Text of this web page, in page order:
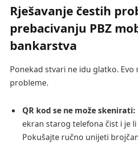
Rješavanje čestih
prebacivanju PBZ
bankarstva
Ponekad stvari ne idu glatko. Evo
probleme.
QR kod se ne može skenirati:
ekran starog telefona čist i je
Pokušajte ručno unijeti